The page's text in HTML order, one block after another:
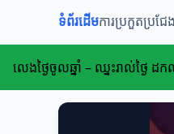
ទំព័រដើមការប្រកួតប្រជែង
លេងថ្ងៃចូលឆ្នាំ – ឈ្នះរាល់ថ្ងៃ ដ